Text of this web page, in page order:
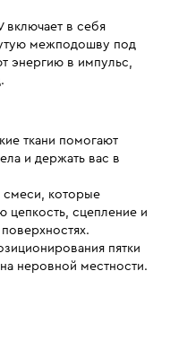
включает в себя
межподошву под
энергию в импульс,
ткани помогают
и держать вас в
смеси, которые
цепкость, сцепление и
пятки
неровной местности.